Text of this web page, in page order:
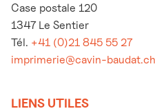
Case postale 120
1347 Le Sentier
Tél. +41 (0)21 845 55 27
imprimerie@cavin-baudat.ch
LIENS UTILES